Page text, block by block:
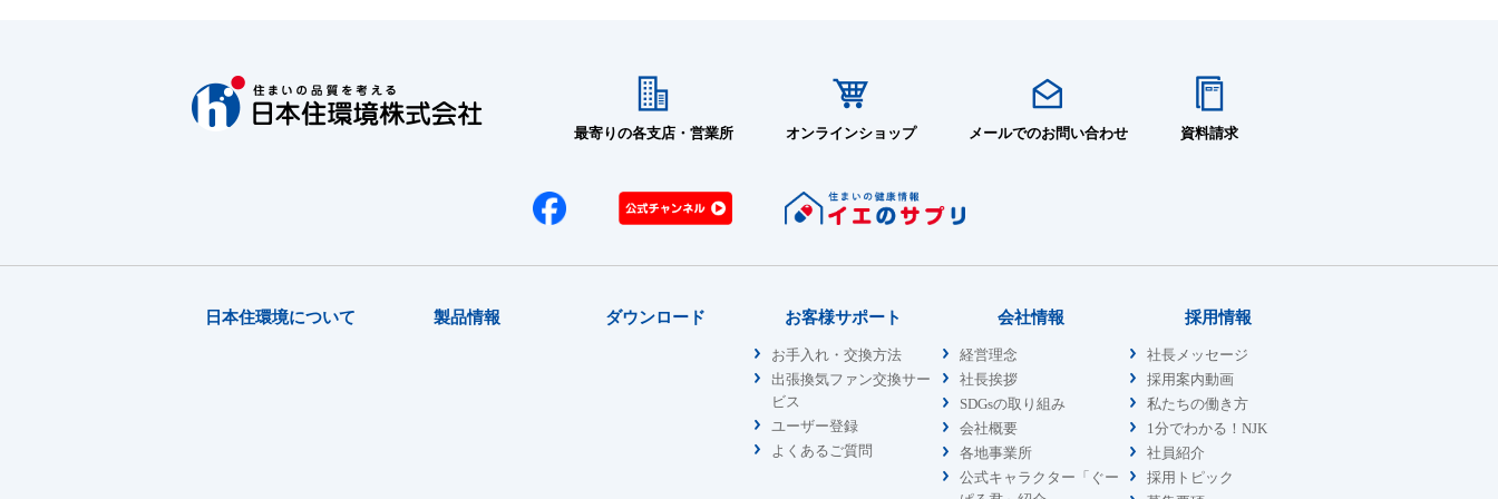
最寄りの各支店・営業所 オンラインショップ メールでのお問い合わせ 資料請求
日本住環境について 製品情報 ダウンロード お客様サポート
お手入れ・交換方法
出張換気ファン交換サー
ビス
ユーザー登録
よくあるご質問
会社情報
経営理念
社長挨拶
SDGsの取り組み
会社概要
各地事業所
公式キャラクター「ぐー
採用情報
社長メッセージ
採用案内動画
私たちの働き方
1分でわかる！NJK
社員紹介
採用トピック